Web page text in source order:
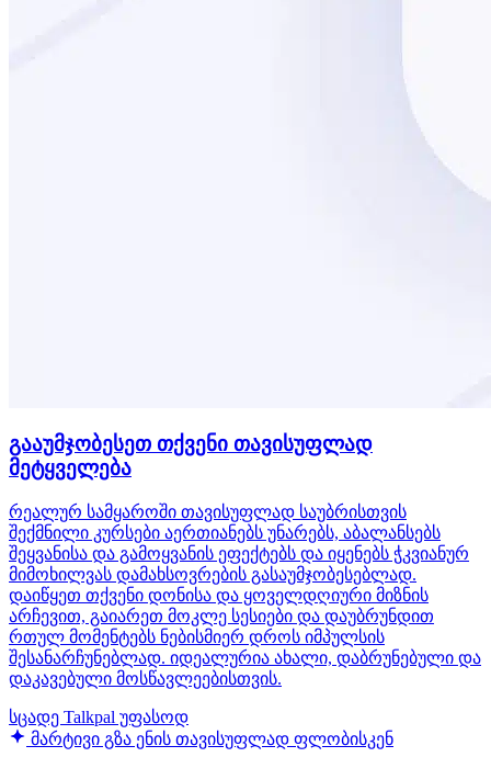
გააუმჯობესეთ თქვენი თავისუფლად
მეტყველება
რეალურ სამყაროში თავისუფლად საუბრისთვის
შექმნილი კურსები აერთიანებს უნარებს, აბალანსებს
შეყვანისა და გამოყვანის ეფექტებს და იყენებს ჭკვიანურ
მიმოხილვას დამახსოვრების გასაუმჯობესებლად.
დაიწყეთ თქვენი დონისა და ყოველდღიური მიზნის
არჩევით, გაიარეთ მოკლე სესიები და დაუბრუნდით
რთულ მომენტებს ნებისმიერ დროს იმპულსის
შესანარჩუნებლად. იდეალურია ახალი, დაბრუნებული და
დაკავებული მოსწავლეებისთვის.
სცადე Talkpal უფასოდ
მარტივი გზა ენის თავისუფლად ფლობისკენ